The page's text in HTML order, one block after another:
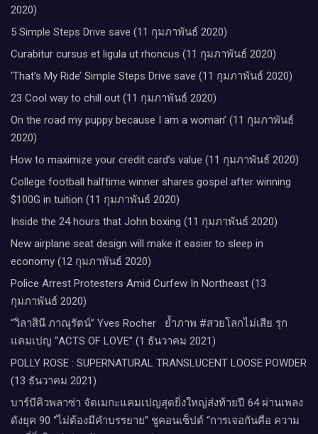
2020)
5 Simple Steps Drive save (11 กุมภาพันธ์ 2020)
Curabitur cursus et ligula ut rhoncus (11 กุมภาพันธ์ 2020)
‘That’s My Ride’ Simple Steps Drive save (11 กุมภาพันธ์ 2020)
23 Cool way to chill out (11 กุมภาพันธ์ 2020)
On the road my puppy because I am a woman’ (11 กุมภาพันธ์
2020)
How to maximize your credit card’s value (11 กุมภาพันธ์ 2020)
College football halftime winner shares gospel after winning
$100G in tuition (11 กุมภาพันธ์ 2020)
Inside the 24 hours that John boxing (11 กุมภาพันธ์ 2020)
New airplane seat design will make it easier to sleep in
economy (12 กุมภาพันธ์ 2020)
Police Arrest Protesters Amid Curfew In Northeast (13
กุมภาพันธ์ 2020)
“วิลาสินี ภาณุรัตน์” Yves Rocher​ ย้ำภาพ #สวยโลกไม่เสีย รุก
แคมเปญ “ACTS OF LOVE” (1 ธันวาคม 2021)
POLLY ROSE : SUPERNATURAL TRANSLUCENT LOOSE POWDER
(13 ธันวาคม 2021)
บาร์บีคิวพลาซ่า จัดเมกะแคมเปญสุดยิ่งใหญ่ส่งท้ายปี 64 ผ่านเพลง
ดังยุค 90 “ไม่ต้องมีคำบรรยาย” ชูคอนเซ็ปต์ “การเจอกันคือ ความ